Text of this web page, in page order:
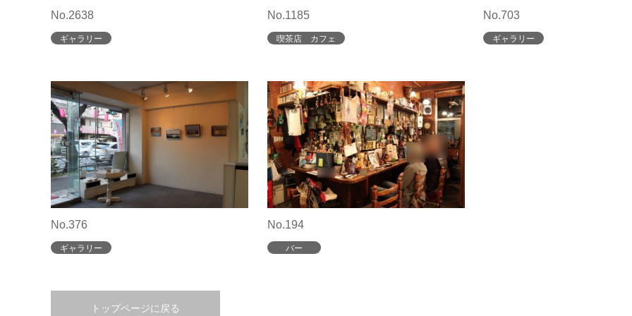
No.2638
ギャラリー
No.1185
喫茶店 カフェ
No.703
ギャラリー
No.376
ギャラリー
No.194
バー
トップページに戻る